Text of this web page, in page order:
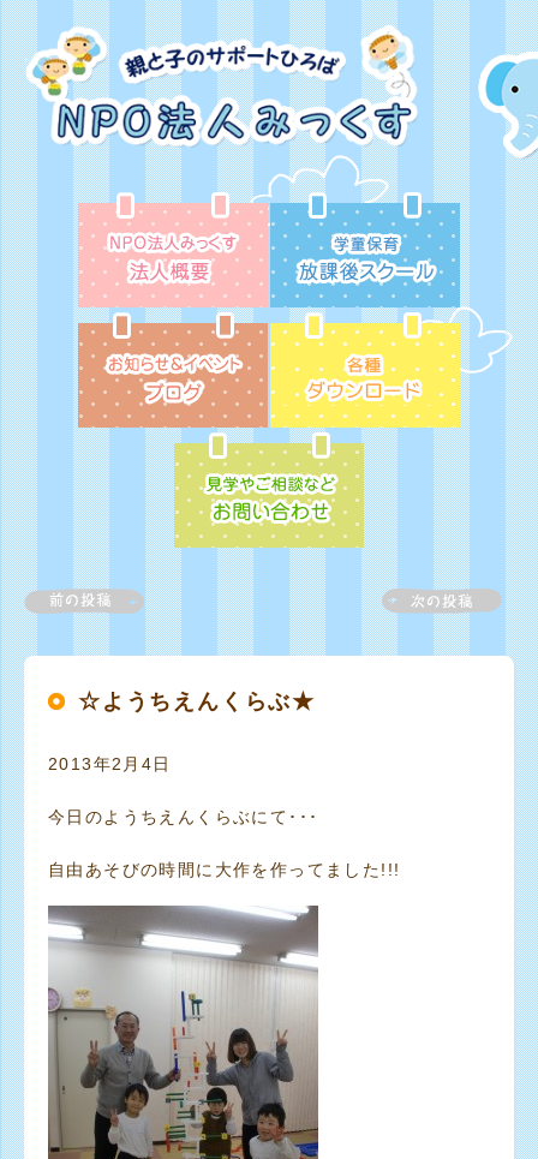
☆ようちえんくらぶ★
2013年2月4日
今日のようちえんくらぶにて･･･
自由あそびの時間に大作を作ってました!!!